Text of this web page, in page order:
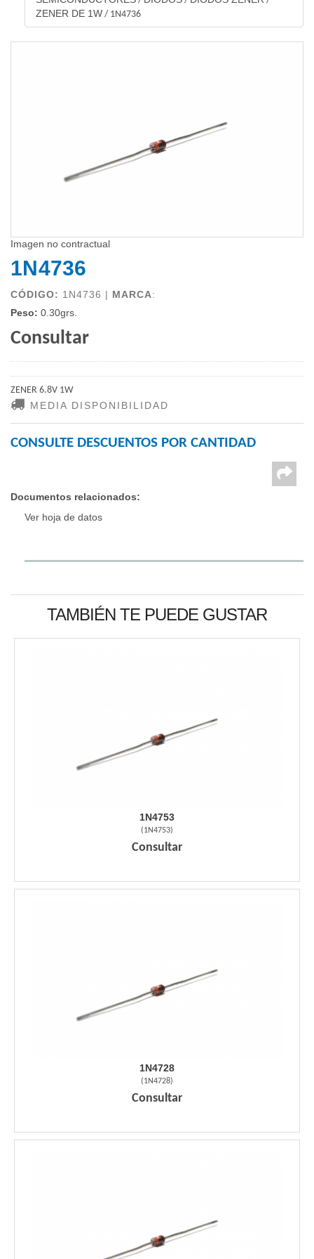
ZENER DE 1W / 1N4736
Imagen no contractual
1N4736
CÓDIGO: 1N4736 | MARCA:
Peso: 0.30grs.
Consultar
ZENER 6.8V 1W
MEDIA DISPONIBILIDAD
CONSULTE DESCUENTOS POR CANTIDAD
Documentos relacionados:
Ver hoja de datos
TAMBIÉN TE PUEDE GUSTAR
1N4753
(1N4753)
Consultar
1N4728
(1N4728)
Consultar